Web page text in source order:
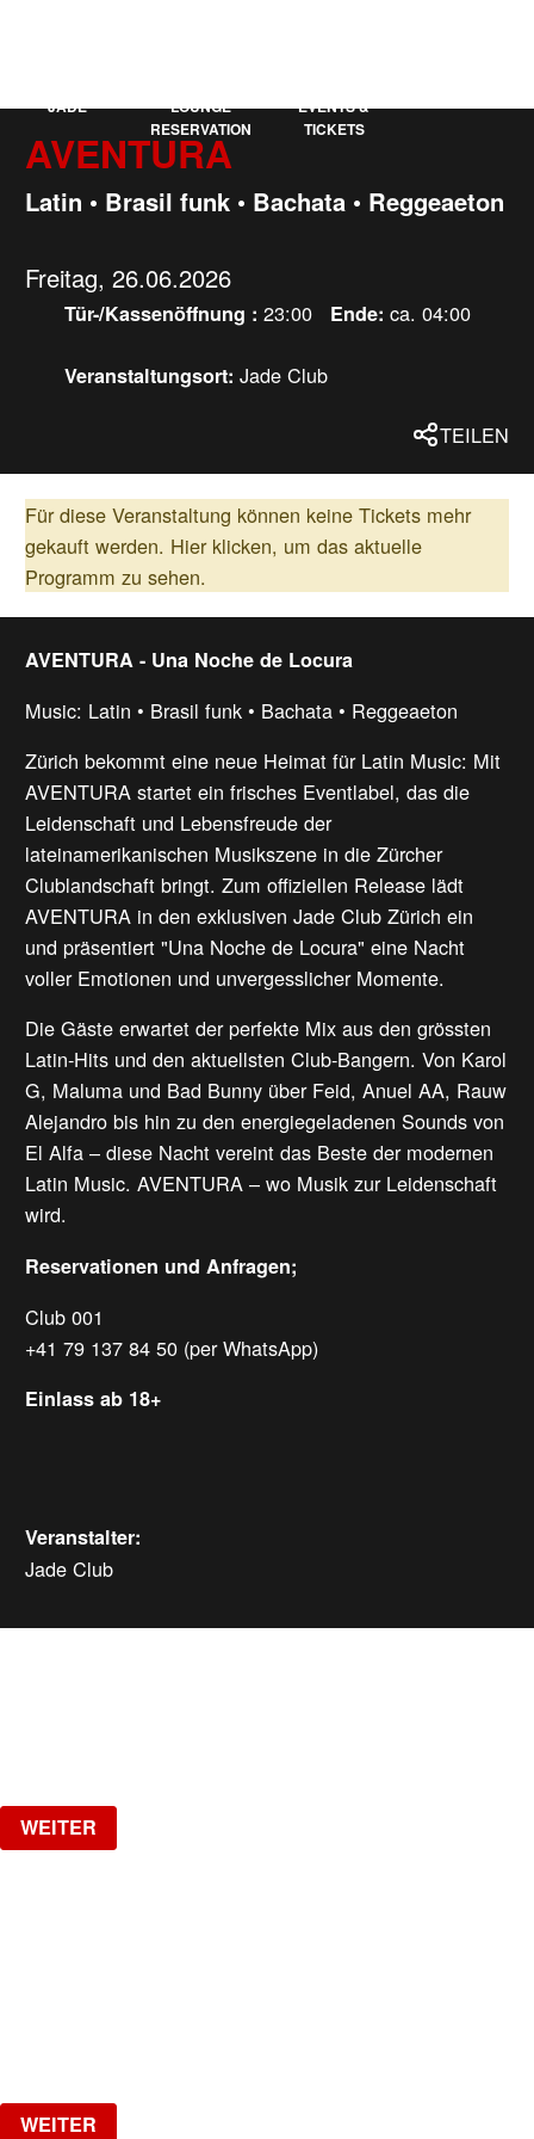
JADE
LOUNGE
RESERVATION
EVENTS &
TICKETS
AVENTURA
Latin • Brasil funk • Bachata • Reggeaeton
Freitag, 26.06.2026
Tür-/Kassenöffnung : 23:00 Ende: ca. 04:00
Veranstaltungsort: Jade Club
TEILEN
Für diese Veranstaltung können keine Tickets mehr
gekauft werden. Hier klicken, um das aktuelle
Programm zu sehen.
AVENTURA - Una Noche de Locura
Music: Latin • Brasil funk • Bachata • Reggeaeton
Zürich bekommt eine neue Heimat für Latin Music: Mit
AVENTURA startet ein frisches Eventlabel, das die
Leidenschaft und Lebensfreude der
lateinamerikanischen Musikszene in die Zürcher
Clublandschaft bringt. Zum offiziellen Release lädt
AVENTURA in den exklusiven Jade Club Zürich ein
und präsentiert "Una Noche de Locura" eine Nacht
voller Emotionen und unvergesslicher Momente.
Die Gäste erwartet der perfekte Mix aus den grössten
Latin-Hits und den aktuellsten Club-Bangern. Von Karol
G, Maluma und Bad Bunny über Feid, Anuel AA, Rauw
Alejandro bis hin zu den energiegeladenen Sounds von
El Alfa – diese Nacht vereint das Beste der modernen
Latin Music. AVENTURA – wo Musik zur Leidenschaft
wird.
Reservationen und Anfragen;
Club 001
+41 79 137 84 50 (per WhatsApp)
Einlass ab 18+
Veranstalter:
Jade Club
WEITER
WEITER